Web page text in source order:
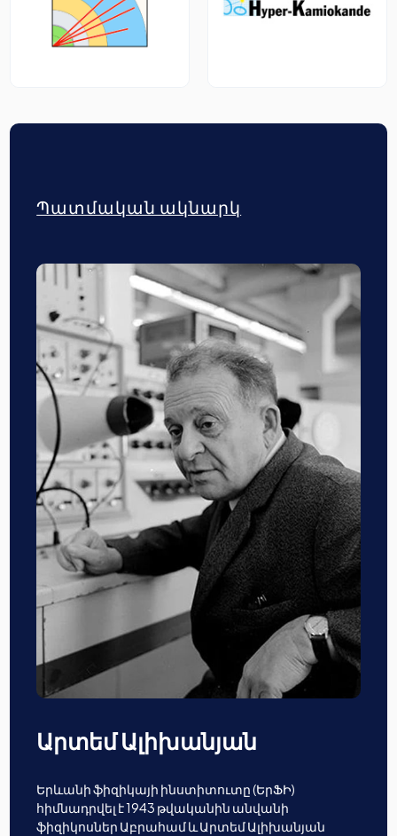
Պատմական ակնարկ
Արտեմ Ալիխանյան
Երևանի ֆիզիկայի ինստիտուտը (ԵրՖԻ)
հիմնադրվել է 1943 թվականին անվանի
ֆիզիկոսներ Աբրահամ և Արտեմ Ալիխանյան